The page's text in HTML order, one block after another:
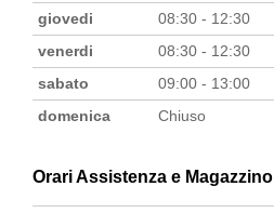
giovedi 08:30 - 12:30
venerdi
08:30 - 12:30
sabato
09:00 - 13:00
domenica
Chiuso
Orari Assistenza e Magazzino